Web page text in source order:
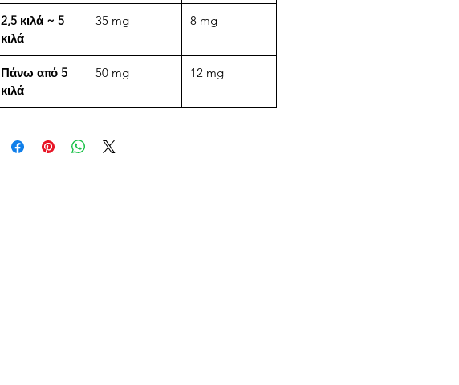
2,5 κιλά ~ 5
κιλά
35 mg 8 mg
Πάνω από 5
κιλά
50 mg 12 mg